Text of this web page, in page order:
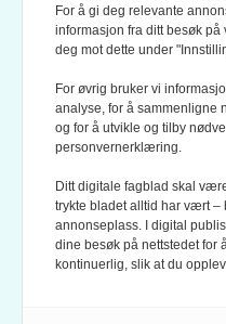
0133 OSLO
LES OGSÅ:
KONTEKSTS
KONTEKST ER
For å gi deg relevante
informasjon fra ditt besøk på
deg mot dette under
For øvrig bruker vi
analyse, for å sammenligne
og for å utvikle og tilby
personvernerklæring.
Ditt digitale fagblad skal
trykte bladet alltid har vært
annonseplass. I digital
dine besøk på nettstedet for
kontinuerlig, slik at du